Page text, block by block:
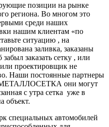
позиции на рынке
региона. Во многом это
среди наших
нашим клиентам «по
ситуацию , на
заливка, заказаны
заказать сетку , или
проектировщик не
Наши постоянные партнеры
они могут
с утра сетка уже в
объект.
специальных автомобилей